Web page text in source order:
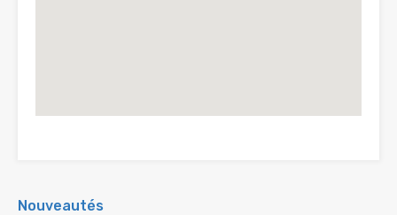
Nouveautés